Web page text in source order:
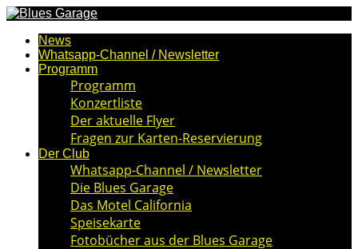
News
Whatsapp-Channel / Newsletter
Programm
Programm
Konzertliste
Der aktuelle Flyer
Fragen zur Karten-Reservierung
Der Club
Whatsapp-Channel / Newsletter
Die Blues Garage
Das Motel California
Speisekarte
Fotobücher aus der Blues Garage